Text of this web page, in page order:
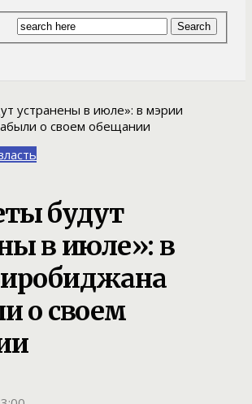
будут
в июле»: в
о своем